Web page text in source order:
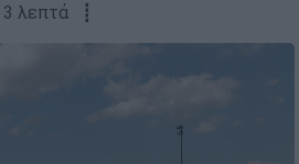
3 λεπτά ┋